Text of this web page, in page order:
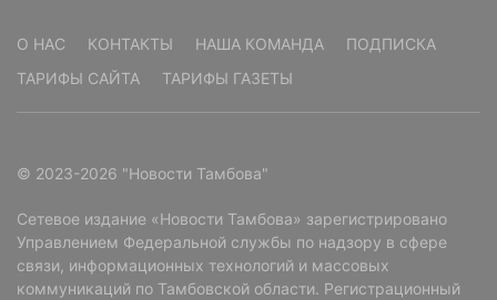
О НАС КОНТАКТЫ НАША КОМАНДА
ПОДПИСКА
ТАРИФЫ САЙТА
ТАРИФЫ ГАЗЕТЫ
© 2023-2026 "Новости Тамбова"
Сетевое издание «Новости Тамбова» зарегистрировано
Управлением Федеральной службы по надзору в сфере
связи, информационных технологий и массовых
коммуникаций по Тамбовской области. Регистрационный